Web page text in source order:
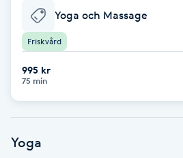
Fotsvamp
Fotvård
Fransar
Yoga och Massage
Friskvård
995 kr
75 min
Yoga